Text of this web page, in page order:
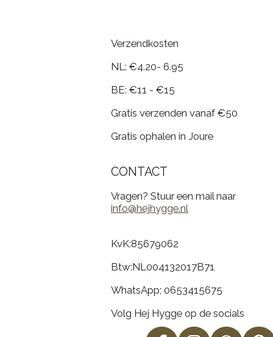
Verzendkosten
NL: €4.20- 6.95
BE: €11 - €15
Gratis verzenden vanaf €50
Gratis ophalen in Joure
CONTACT
Vragen? Stuur een mail naar
info@hejhygge.nl
KvK:85679062
Btw:NL004132017B71
WhatsApp; 0653415675
Volg Hej Hygge op de socials